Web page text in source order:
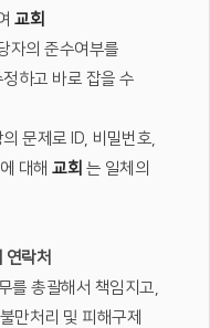
교회
자의 준수여부를
하고 바로 잡을 수
문제로 ID, 비밀번호,
대해 교회 는 일체의
연락처
를 총괄해서 책임지고,
만처리 및 피해구제